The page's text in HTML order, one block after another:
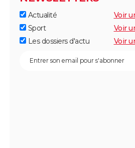
Actualité
Voir
Sport
Voir
Les dossiers d'actu
Voir